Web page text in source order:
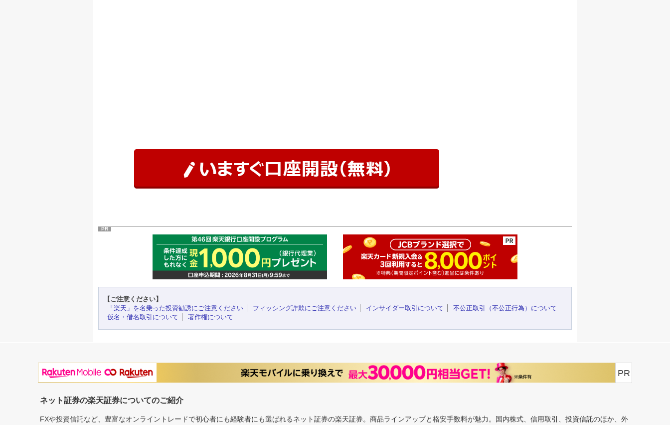
PR
【ご注意ください】
「楽天」を名乗った投資勧誘にご注意ください
フィッシング詐欺にご注意ください インサイダー取引について
不公正取引（不公正行為）について
仮名・借名取引について
著作権について
PR
ネット証券の楽天証券についてのご紹介
FXや投資信託など、豊富なオンライントレードで初心者にも経験者にも選ばれるネット証券の楽天証券。商品ラインアップと格安手数料が魅力。国内株式、信用取引、投資信託のほか、外